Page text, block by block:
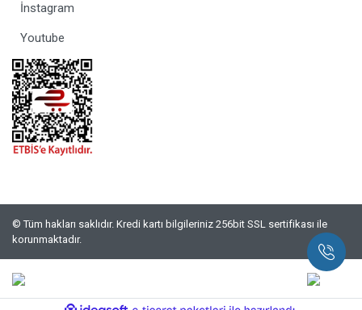
İnstagram
Youtube
© Tüm hakları saklıdır. Kredi kartı bilgileriniz 256bit SSL sertifikası ile
korunmaktadır.